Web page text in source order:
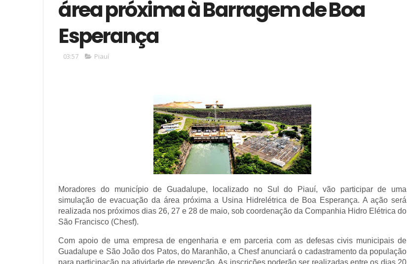
área próxima à Barragem de Boa
Esperança
03:57 Piauí
Moradores do município de Guadalupe, localizado no Sul do Piauí, vão participar de uma
simulação de evacuação da área próxima a Usina Hidrelétrica de Boa Esperança. A ação será
realizada nos próximos dias 26, 27 e 28 de maio, sob coordenação da Companhia Hidro Elétrica do
São Francisco (Chesf).
Com apoio de uma empresa de engenharia e em parceria com as defesas civis municipais de
Guadalupe e São João dos Patos, do Maranhão, a Chesf anunciará o cadastramento da população
para participação na atividade de prevenção. As inscrições poderão ser realizadas entre os dias 20